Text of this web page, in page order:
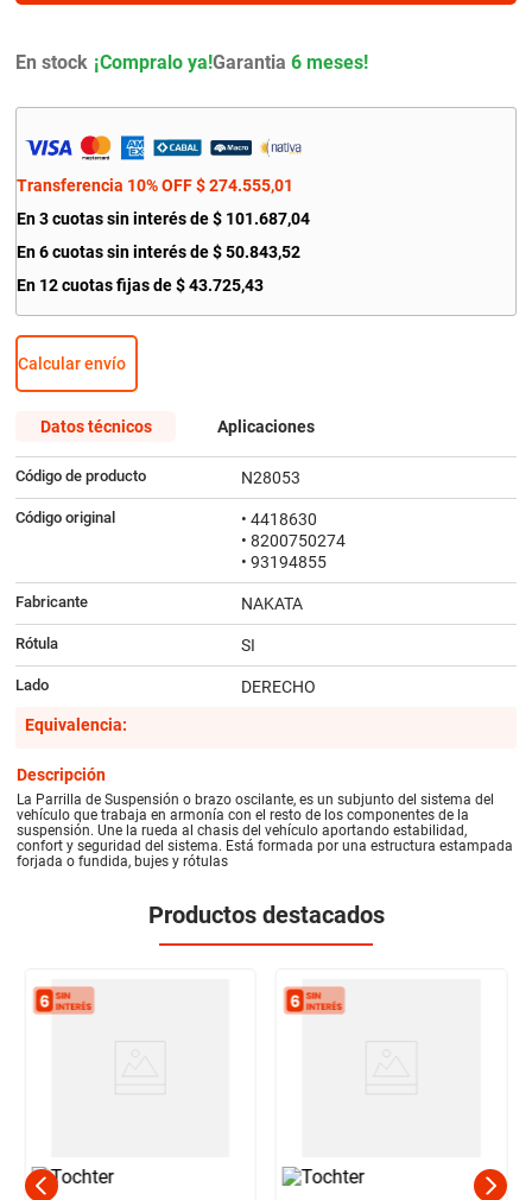
En stock Garantia 6 meses!
Transferencia 10% OFF $ 274.555,01
En 3 cuotas sin interés de $ 101.687,04
En 6 cuotas sin interés de$ 50.843,52
En 12 cuotas fijas de $ 43.725,43
Calcular envío
Datos técnicos Aplicaciones
Código de producto N28053
Código original
• 4418630
• 8200750274
• 93194855
Fabricante NAKATA
Rótula SI
Lado
DERECHO
Equivalencia:
Descripción
La Parrilla de Suspensión o brazo oscilante, es un subjunto del sistema del
vehículo que trabaja en armonía con el resto de los componentes de la
suspensión. Une la rueda al chasis del vehículo aportando estabilidad,
confort y seguridad del sistema. Está formada por una estructura estampada
forjada o fundida, bujes y rótulas
Productos destacados
9.
amortiguador
10
citroen c4